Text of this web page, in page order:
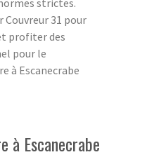
31 pour
profiter des
pour le
à Escanecrabe
à Escanecrabe